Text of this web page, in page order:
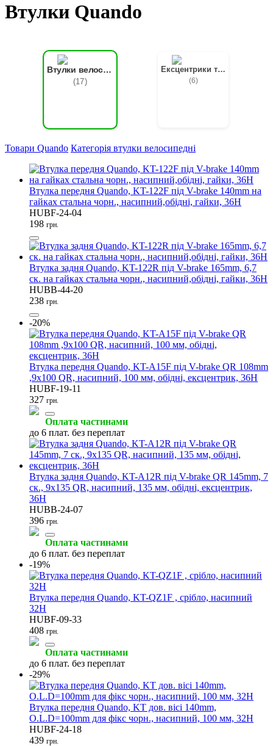
Втулки Quando
Втулки велосипедні
(17)
Ексцентрики та вісі
(6)
Товари Quando Категорія втулки велосипедні
Втулка передня Quando, KT-122F під V-brake 140mm на
гайках стальна чорн., насипний,обідні, гайки, 36H
HUBF-24-04
198 грн.
Втулка задня Quando, KT-122R під V-brake 165mm, 6,7
ск. на гайках стальна чорн., насипний,обідні, гайки, 36H
HUBB-44-20
238 грн.
-20%
Втулка передня Quando, KT-A15F під V-brake QR 108mm
,9x100 QR, насипний, 100 мм, обідні, ексцентрик, 36H
HUBF-19-11
327 грн.
Оплата частинами
до 6 плат. без переплат
Втулка задня Quando, KT-A12R під V-brake QR 145mm, 7
ск., 9x135 QR, насипний, 135 мм, обідні, ексцентрик,
36H
HUBB-24-07
396 грн.
Оплата частинами
до 6 плат. без переплат
-19%
Втулка передня Quando, KT-QZ1F , срібло, насипний
32H
HUBF-09-33
408 грн.
Оплата частинами
до 6 плат. без переплат
-29%
Втулка передня Quando, KT дов. вісі 140mm,
O.L.D=100mm для фікс чорн., насипний, 100 мм, 32H
HUBF-24-18
439 грн.